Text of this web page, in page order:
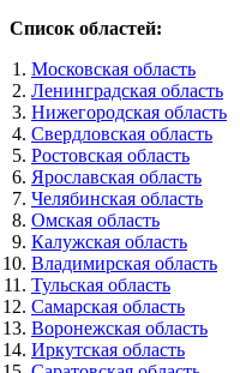
Список областей:
Московская область
Ленинградская область
Нижегородская область
Свердловская область
Ростовская область
Ярославская область
Челябинская область
Омская область
Калужская область
Владимирская область
Тульская область
Самарская область
Воронежская область
Иркутская область